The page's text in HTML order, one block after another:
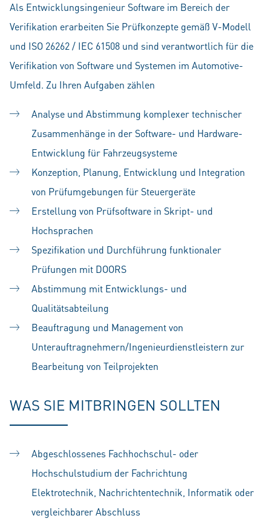
Als Entwicklungsingenieur Software im Bereich der
Verifikation erarbeiten Sie Prüfkonzepte gemäß V-Modell
und ISO 26262 / IEC 61508 und sind verantwortlich für die
Verifikation von Software und Systemen im Automotive-
Umfeld. Zu Ihren Aufgaben zählen
Analyse und Abstimmung komplexer technischer
Zusammenhänge in der Software- und Hardware-
Entwicklung für Fahrzeugsysteme
Konzeption, Planung, Entwicklung und Integration
von Prüfumgebungen für Steuergeräte
Erstellung von Prüfsoftware in Skript- und
Hochsprachen
Spezifikation und Durchführung funktionaler
Prüfungen mit DOORS
Abstimmung mit Entwicklungs- und
Qualitätsabteilung
Beauftragung und Management von
Unterauftragnehmern/Ingenieurdienstleistern zur
Bearbeitung von Teilprojekten
WAS SIE MITBRINGEN SOLLTEN
Abgeschlossenes Fachhochschul- oder
Hochschulstudium der Fachrichtung
Elektrotechnik, Nachrichtentechnik, Informatik oder
vergleichbarer Abschluss